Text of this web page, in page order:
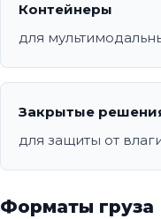
Контейнеры
для
Закрытые
для защиты от
Форматы груза